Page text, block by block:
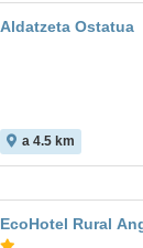
Aldatzeta Ostatua
a 4.5 km
EcoHotel Rural